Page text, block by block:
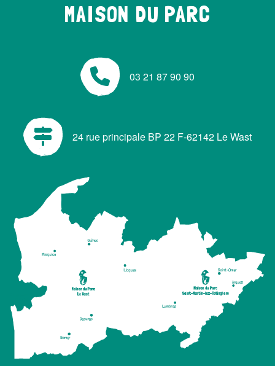
MAISON DU PARC
03 21 87 90 90
24 rue principale BP 22 F-62142 Le Wast